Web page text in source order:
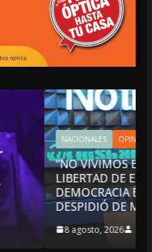
TIEMPOS PARA LA
NI PARA LA
MÉXICO”: LUIS